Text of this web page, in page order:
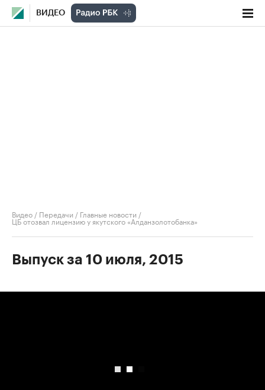
ВИДЕО
Видео / Передачи / Главные новости /
ЦБ отозвал лицензию у якутского «Алданзолотобанка»
Выпуск за 10 июля, 2015